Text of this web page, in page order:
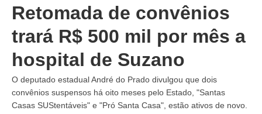
Retomada de convênios
trará R$ 500 mil por mês a
hospital de Suzano
O deputado estadual André do Prado divulgou que dois
convênios suspensos há oito meses pelo Estado, "Santas
Casas SUStentáveis" e "Pró Santa Casa", estão ativos de novo.